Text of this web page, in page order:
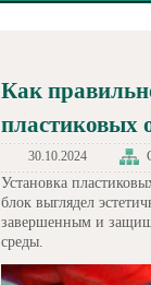
Как
пластиковых
30.10.2024
Установка
блок выглядел
завершенным и
среды.